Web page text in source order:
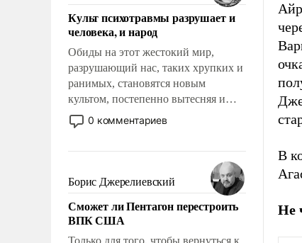
Культ психотравмы разрушает и
человека, и народ
Обиды на этот жестокий мир,
разрушающий нас, таких хрупких и
ранимых, становятся новым
культом, постепенно вытесняя и
отменяя традиционное требование к
человеку – быть мужественным и
на себя ответственность, помогать
слабым, идти вперед и
адаптироваться.
0 комментариев
Борис Джерелиевский
Сможет ли Пентагон перестроить
ВПК США
Только для того, чтобы вернуться к
В
Не